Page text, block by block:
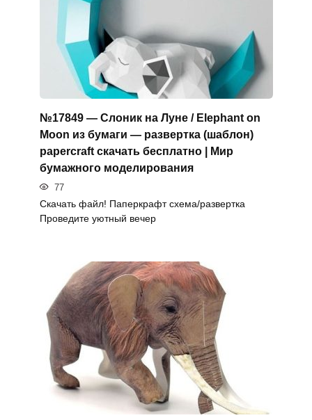
№17849 — Слоник на Луне / Elephant on
Moon из бумаги — развертка (шаблон)
papercraft скачать бесплатно | Мир
бумажного моделирования
77
Скачать файл! Паперкрафт схема/развертка
Проведите уютный вечер